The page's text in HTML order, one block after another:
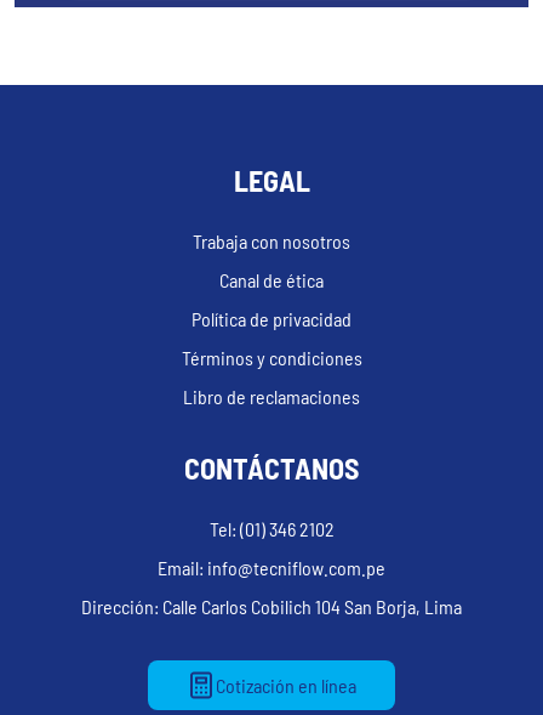
LEGAL
Trabaja con nosotros
Canal de ética
Política de privacidad
Términos y condiciones
Libro de reclamaciones
CONTÁCTANOS
Tel: (01) 346 2102
Email: info@tecniflow.com.pe
Dirección: Calle Carlos Cobilich 104 San Borja, Lima
Cotización en línea